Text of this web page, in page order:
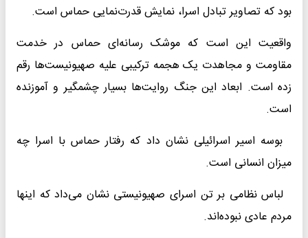
بود که تصاویر تبادل اسرا، نمایش قدرت‌نمایی حماس است.
واقعیت این است که موشک رسانه‌ای حماس در خدمت
مقاومت و مجاهدت یک هجمه ترکیبی علیه صهیونیست‌ها ‌رقم
زده است. ابعاد این جنگ روایت‌ها بسیار چشمگیر و آموزنده
است.
بوسه اسیر اسرائیلی نشان داد که رفتار حماس با اسرا چه
میزان انسانی است.
لباس نظامی بر تن اسرای صهیونیستی نشان می‌داد که اینها
مردم عادی نبوده‌اند.